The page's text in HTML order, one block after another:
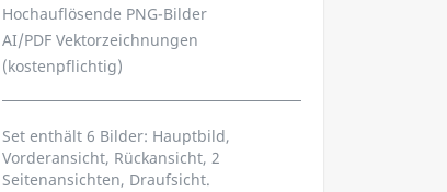
Hochauflösende PNG-Bilder
AI/PDF Vektorzeichnungen
(kostenpflichtig)
Set enthält 6 Bilder: Hauptbild,
Vorderansicht, Rückansicht, 2
Seitenansichten, Draufsicht.